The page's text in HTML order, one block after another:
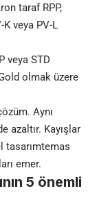
taraf RPP,
veya PV-L
veya STD
olmak üzere
Aynı
azaltır. Kayışlar
tasarımtemas
emer.
5 önemli